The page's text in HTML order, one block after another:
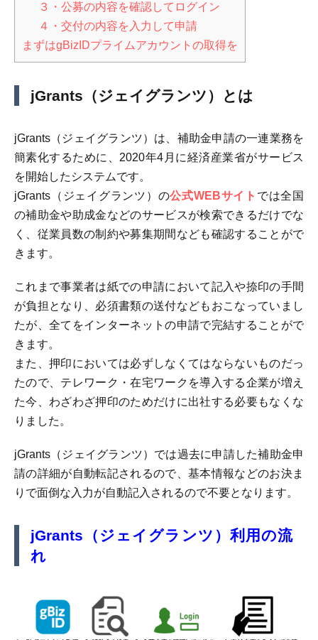
３・公募の内容を確認してログイン
４・交付の内容を入力して申請
まずはgBizIDプライムアカウントの取得を
jGrants（ジェイグランツ）とは
jGrants（ジェイグランツ）は、補助金申請の一連業務を
簡素化するために、2020年4月に経済産業省がサービス
を開始したシステムです。
jGrants（ジェイグランツ）の公式WEBサイト では全国
の補助金や助成金などのサービスが検索できるだけでな
く、従業員数の制約や募集期間なども確認することがで
きます。
これまで事業者は紙での申請において記入や捺印の手間
が負担となり、必須書類の送付などもおこなっていまし
たが、全てをインターネットの申請で完結することがで
きます。
また、押印においては必ずしなくてはならないものだっ
たので、テレワーク・在宅ワークを導入する企業が増え
た今、わざわざ押印のためだけに出社する必要もなくな
りました。
jGrants（ジェイグランツ）では過去に申請した補助金申
請の詳細が自動転記されるので、基本情報などのお決ま
りで面倒な入力が自動記入されるので不要となります。
jGrants（ジェイグランツ）利用の流
れ